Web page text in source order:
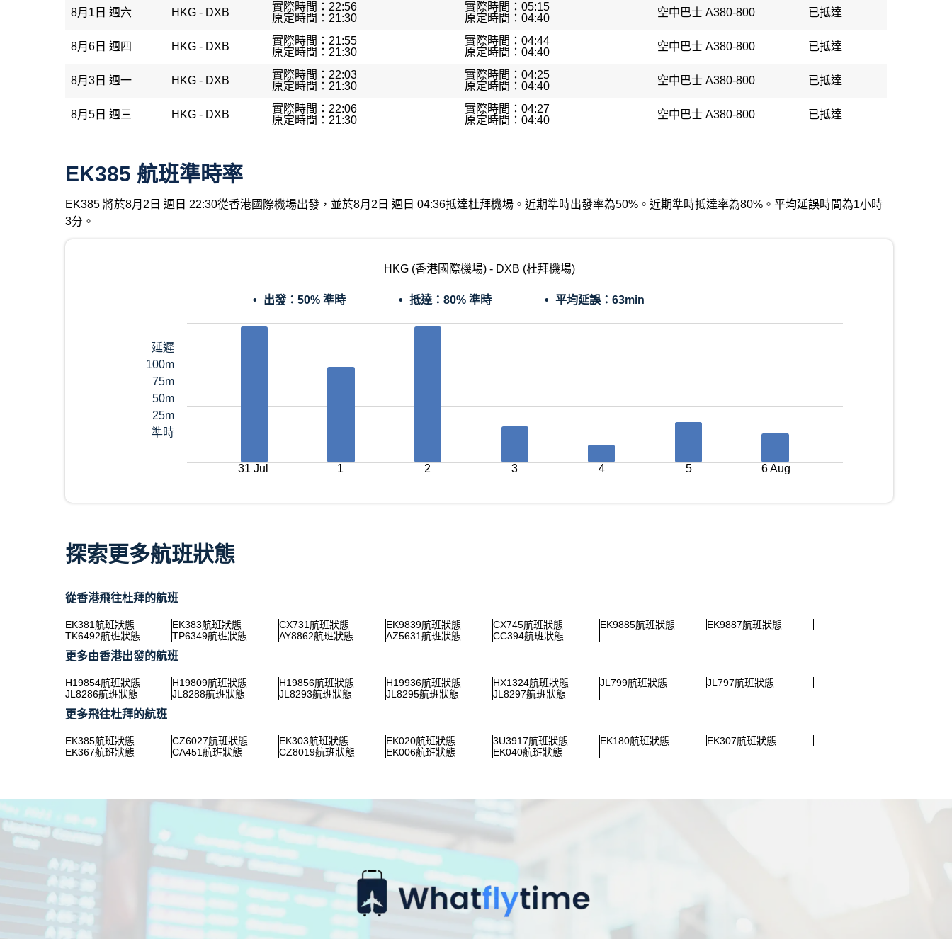
8月1日 週六 HKG - DXB
實際時間：22:56
原定時間：21:30
實際時間：05:15
原定時間：04:40
空中巴士 A380-800 已抵達
8月6日 週四 HKG - DXB
實際時間：21:55
原定時間：21:30
實際時間：04:44
原定時間：04:40
空中巴士 A380-800 已抵達
8月3日 週一 HKG - DXB
實際時間：22:03
原定時間：21:30
實際時間：04:25
原定時間：04:40
空中巴士 A380-800 已抵達
8月5日 週三 HKG - DXB
實際時間：22:06
原定時間：21:30
實際時間：04:27
原定時間：04:40
空中巴士 A380-800 已抵達
EK385 航班準時率
EK385 將於8月2日 週日 22:30從香港國際機場出發，並於8月2日 週日 04:36抵達杜拜機場。近期準時出發率為50%。近期準時抵達率為80%。平均延誤時間為1小時
3分。
HKG (香港國際機場) - DXB (杜拜機場)
出發： 50% 準時 抵達： 80% 準時 平均延誤： 63min
延遲
100m
75m
50m
25m
準時
31 Jul 1 2 3 4 5 6 Aug
探索更多航班狀態
從香港飛往杜拜的航班
EK381航班狀態 EK383航班狀態 CX731航班狀態 EK9839航班狀態 CX745航班狀態 EK9885航班狀態
EK9887航班狀態
TK6492航班狀態
TP6349航班狀態 AY8862航班狀態 AZ5631航班狀態 CC394航班狀態
更多由香港出發的航班
H19854航班狀態 H19809航班狀態 H19856航班狀態 H19936航班狀態 HX1324航班狀態 JL799航班狀態
JL797航班狀態
JL8286航班狀態
JL8288航班狀態 JL8293航班狀態 JL8295航班狀態 JL8297航班狀態
更多飛往杜拜的航班
EK385航班狀態 CZ6027航班狀態 EK303航班狀態 EK020航班狀態 3U3917航班狀態 EK180航班狀態
EK307航班狀態
EK367航班狀態
CA451航班狀態 CZ8019航班狀態 EK006航班狀態 EK040航班狀態